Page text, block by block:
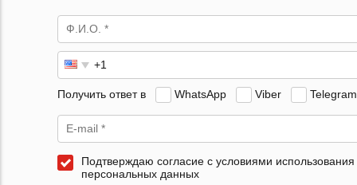
Получить ответ в WhatsApp Viber Telegram
Подтверждаю согласие с условиями использования
персональных данных